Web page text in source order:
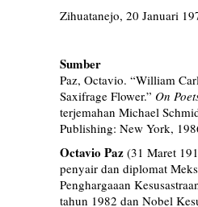
Zihuatanejo, 20 Januari
Sumber
Paz, Octavio. “William
Saxifrage Flower.” On
terjemahan Michael
Publishing: New York,
Octavio Paz (31 Maret
penyair dan diplomat
Penghargaaan
tahun 1982 dan Nobel